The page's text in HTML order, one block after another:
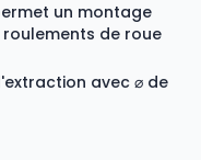
un montage
de roue
avec ⌀ de